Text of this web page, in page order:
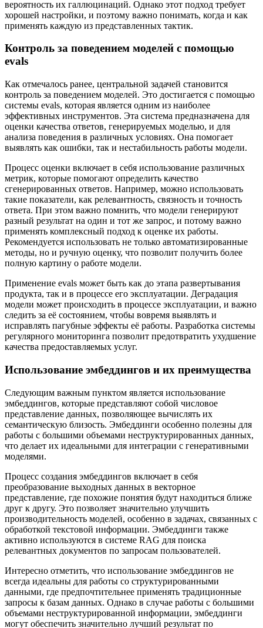
вероятность их галлюцинаций. Однако этот подход требует
хорошей настройки, и поэтому важно понимать, когда и как
применять каждую из представленных тактик.
Контроль за поведением моделей с помощью
evals
Как отмечалось ранее, центральной задачей становится
контроль за поведением моделей. Это достигается с помощью
системы evals, которая является одним из наиболее
эффективных инструментов. Эта система предназначена для
оценки качества ответов, генерируемых моделью, и для
анализа поведения в различных условиях. Она помогает
выявлять как ошибки, так и нестабильность работы модели.
Процесс оценки включает в себя использование различных
метрик, которые помогают определить качество
сгенерированных ответов. Например, можно использовать
такие показатели, как релевантность, связность и точность
ответа. При этом важно помнить, что модели генерируют
разный результат на один и тот же запрос, и потому важно
применять комплексный подход к оценке их работы.
Рекомендуется использовать не только автоматизированные
методы, но и ручную оценку, что позволит получить более
полную картину о работе модели.
Применение evals может быть как до этапа развертывания
продукта, так и в процессе его эксплуатации. Деградация
модели может происходить в процессе эксплуатации, и важно
следить за её состоянием, чтобы вовремя выявлять и
исправлять пагубные эффекты её работы. Разработка системы
регулярного мониторинга позволит предотвратить ухудшение
качества предоставляемых услуг.
Использование эмбеддингов и их преимущества
Следующим важным пунктом является использование
эмбеддингов, которые представляют собой числовое
представление данных, позволяющее вычислять их
семантическую близость. Эмбеддинги особенно полезны для
работы с большими объемами неструктурированных данных,
что делает их идеальными для интеграции с генеративными
моделями.
Процесс создания эмбеддингов включает в себя
преобразование выходных данных в векторное
представление, где похожие понятия будут находиться ближе
друг к другу. Это позволяет значительно улучшить
производительность моделей, особенно в задачах, связанных с
обработкой текстовой информации. Эмбеддинги также
активно используются в системе RAG для поиска
релевантных документов по запросам пользователей.
Интересно отметить, что использование эмбеддингов не
всегда идеальны для работы со структурированными
данными, где предпочтительнее применять традиционные
запросы к базам данных. Однако в случае работы с большими
объемами неструктурированной информации, эмбеддинги
могут обеспечить значительно лучший результат по